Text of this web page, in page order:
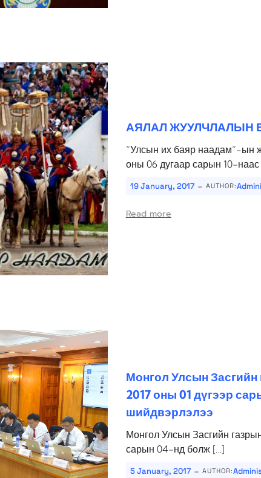
АЯЛАЛ ЖУУЛЧЛАЛЫН
“Улсын их баяр наадам”-ын
оны 06 дугаар сарын 10-
19 January, 2017 - AUTHOR:
Read more
Монгол Улсын Засгийн
2017 оны 01 дүгээр
шийдвэрлэлээ
Монгол Улсын Засгийн
сарын 04-нд болж […]
5 January, 2017 - AUTHOR: